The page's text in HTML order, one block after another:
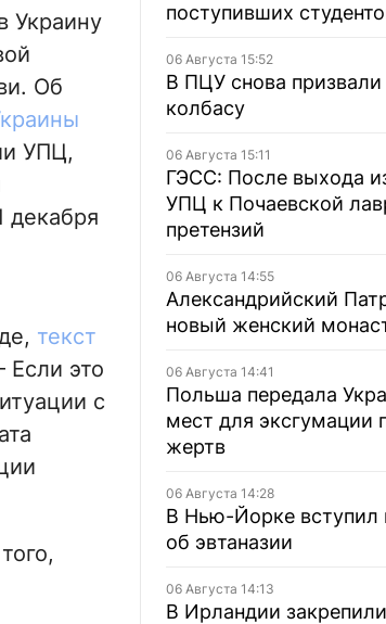
Украину
Об
УПЦ,
декабря
текст
Если это
с
поступивших
06 Августа 15:52
В ПЦУ снова призвали
колбасу
06 Августа 15:11
ГЭСС: После выхода
УПЦ к Почаевской
претензий
06 Августа 14:55
Александрийский
новый женский
06 Августа 14:41
Польша передала
мест для эксгумации
жертв
06 Августа 14:28
В Нью-Йорке вступил
об эвтаназии
06 Августа 14:13
В Ирландии